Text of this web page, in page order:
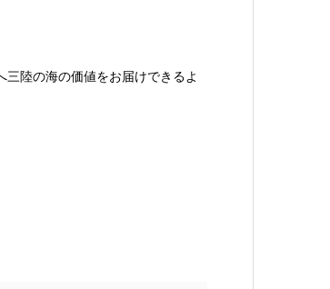
陸の海の価値をお届けできるよ